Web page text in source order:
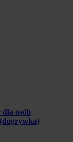
osób